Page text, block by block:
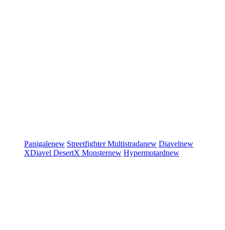
Panigalenew StreetfighterMultistradanew Diavelnew
XDiavel DesertX Monsternew Hypermotardnew